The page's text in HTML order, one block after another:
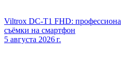
Viltrox DC‑T1 FHD:
съёмки на смартфон
5 августа 2026 г.